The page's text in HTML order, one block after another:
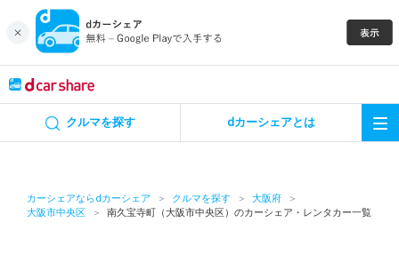
クルマを探す dカーシェアとは
カーシェアならdカーシェア クルマを探す
大阪府
大阪市中央区
南久宝寺町（大阪市中央区）のカーシェア・レンタカー一覧
カーシェア